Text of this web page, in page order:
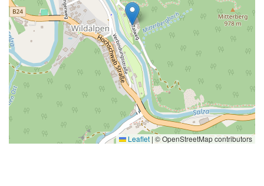
Leaflet | © OpenStreetMap contributors